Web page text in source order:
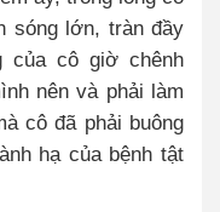
sóng lớn, tràn đầy
cô giờ chênh
nên và phải làm
cô đã phải buông
hạ của bệnh tật